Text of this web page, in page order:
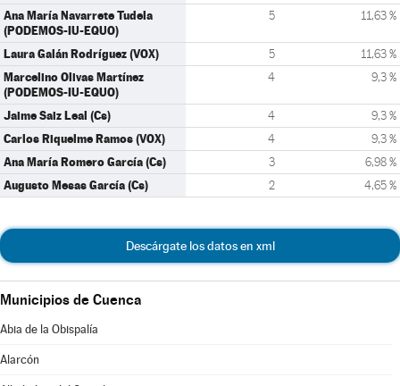
Ana María Navarrete Tudela
(PODEMOS-IU-EQUO)
5 11,63 %
Laura Galán Rodríguez (VOX) 5 11,63 %
Marcelino Olivas Martínez
(PODEMOS-IU-EQUO)
4 9,3 %
Jaime Saiz Leal (Cs) 4 9,3 %
Carlos Riquelme Ramos (VOX) 4 9,3 %
Ana María Romero García (Cs) 3 6,98 %
Augusto Mesas García (Cs) 2 4,65 %
Descárgate los datos en xml
Municipios de Cuenca
Abia de la Obispalía
Alarcón